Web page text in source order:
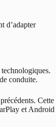
d’adapter
conduite.
Cette
et Android